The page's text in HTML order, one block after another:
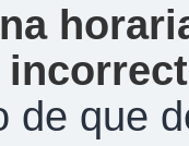
de que